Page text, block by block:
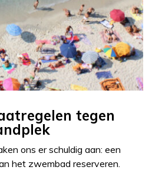
tegen
ons er schuldig aan: een
het zwembad reserveren.